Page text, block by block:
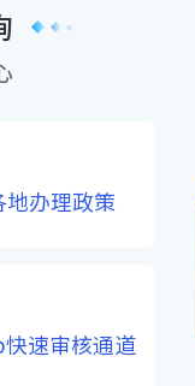
地办理政策
速审核通道